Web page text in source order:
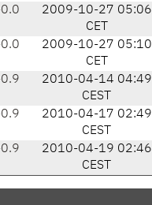
2009-10-27 05:06
CET
2009-10-27 05:10
CET
2010-04-14 04:49
CEST
2010-04-17 02:49
CEST
2010-04-19 02:46
CEST